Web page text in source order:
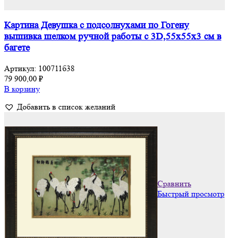
Картина Девушка с подсолнухами по Гогену
вышивка шелком ручной работы с 3D,55х55х3 см в
багете
Артикул: 100711б38
79 900,00 ₽
В корзину
Добавить в список желаний
Сравнить
Быстрый просмотр